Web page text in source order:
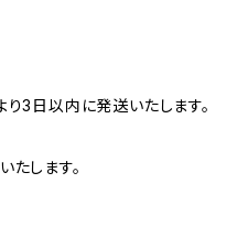
3日以内に発送いたします。
します。